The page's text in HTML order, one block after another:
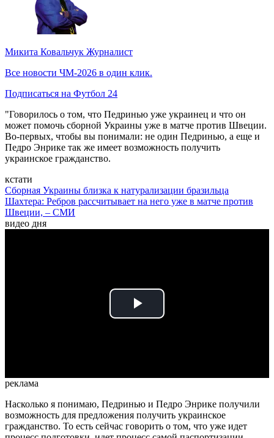
Микита Ковальчук Журналист
Все новости ЧМ-2026 в один клик.
Подписаться на Футбол 24
"Говорилось о том, что Педринью уже украинец и что он
может помочь сборной Украины уже в матче против Швеции.
Во-первых, чтобы вы понимали: не один Педринью, а еще и
Педро Энрике так же имеет возможность получить
украинское гражданство.
кстати
Сборная Украины близка к натурализации бразильца
Шахтера: Ребров рассчитывает на него уже в матче против
Швеции, – СМИ
видео дня
Play
реклама
Насколько я понимаю, Педринью и Педро Энрике получили
возможность для предложения получить украинское
гражданство. То есть сейчас говорить о том, что уже идет